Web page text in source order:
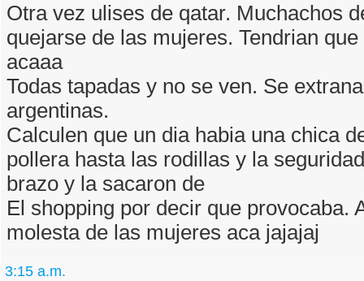
Otra vez ulises de qatar. Muchachos
quejarse de las mujeres. Tendrian
acaaa
Todas tapadas y no se ven. Se
argentinas.
Calculen que un dia habia una chica
pollera hasta las rodillas y la
brazo y la sacaron de
El shopping por decir que provocaba.
molesta de las mujeres aca jajajaj
3:15 a.m.